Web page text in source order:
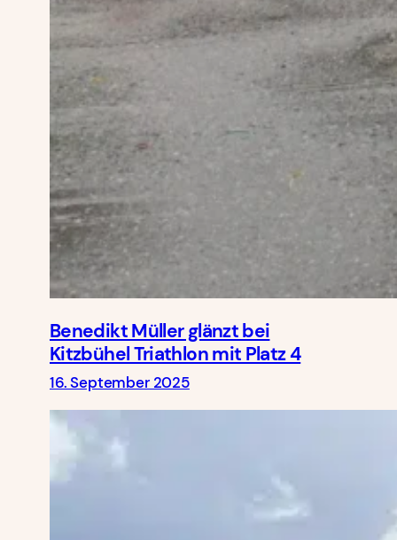
Benedikt Müller glänzt bei
Kitzbühel Triathlon mit Platz 4
16. September 2025